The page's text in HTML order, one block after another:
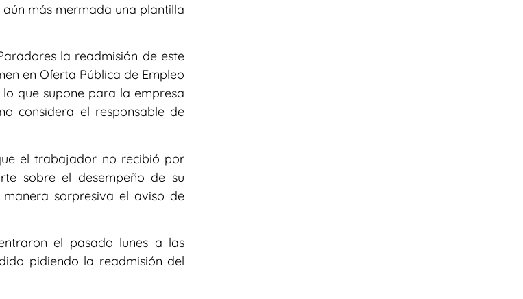
más mermada una plantilla
la readmisión de este
en Oferta Pública de Empleo
que supone para la empresa
considera el responsable de
el trabajador no recibió por
sobre el desempeño de su
sorpresiva el aviso de
el pasado lunes a las
pidiendo la readmisión del